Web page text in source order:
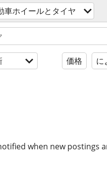
車ホイールとタイヤ
価格 に
when new postings